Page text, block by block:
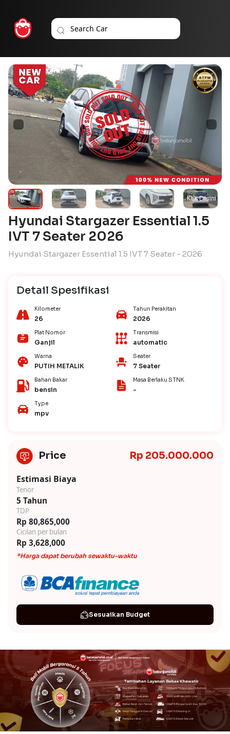
Hyundai Stargazer Essential 1.5
IVT 7 Seater 2026
Hyundai Stargazer Essential 1.5 IVT 7 Seater - 2026
Detail Spesifikasi
Kilometer
26
Tahun Perakitan
2026
Plat Nomor
Ganjil
Transmisi
automatic
Warna
PUTIH METALIK
Seater
7 Seater
Bahan Bakar
bensin
Masa Berlaku STNK
-
Type
mpv
Price Rp 205.000.000
Estimasi Biaya
Tenor
5 Tahun
TDP
Rp 80,865,000
Cicilan per bulan
Rp 3,628,000
*Harga dapat berubah sewaktu-waktu
Sesuaikan Budget